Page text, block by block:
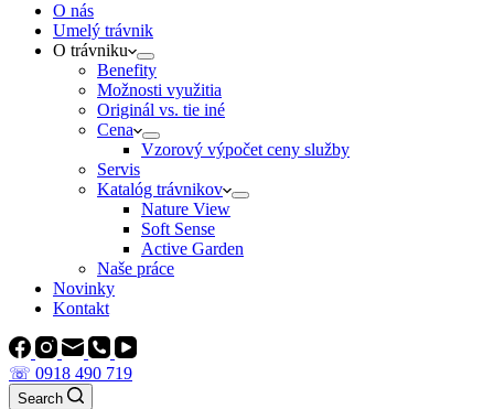
O nás
Umelý trávnik
O trávniku
Benefity
Možnosti využitia
Originál vs. tie iné
Cena
Vzorový výpočet ceny služby
Servis
Katalóg trávnikov
Nature View
Soft Sense
Active Garden
Naše práce
Novinky
Kontakt
☏ 0918 490 719
Search